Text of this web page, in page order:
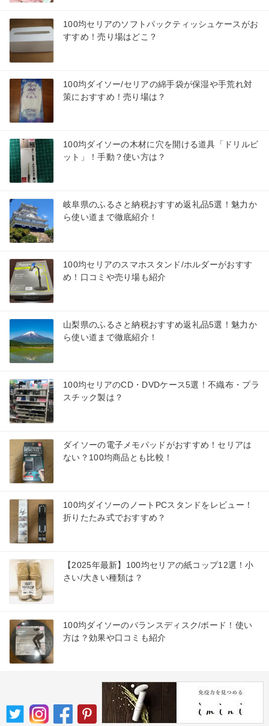
100均セリアのソフトパックティッシュケースがお
すすめ！売り場はどこ？
100均ダイソー/セリアの綿手袋が保湿や手荒れ対
策におすすめ！売り場は？
100均ダイソーの木材に穴を開ける道具「ドリルビ
ット」！手動？使い方は？
岐阜県のふるさと納税おすすめ返礼品5選！魅力か
ら使い道まで徹底紹介！
100均セリアのスマホスタンド/ホルダーがおすす
め！口コミや売り場も紹介
山梨県のふるさと納税おすすめ返礼品5選！魅力か
ら使い道まで徹底紹介！
100均セリアのCD・DVDケース5選！不織布・プラ
スチック製は？
ダイソーの電子メモパッドがおすすめ！セリアは
ない？100均商品とも比較！
100均ダイソーのノートPCスタンドをレビュー！
折りたたみ式でおすすめ？
【2025年最新】100均セリアの紙コップ12選！小
さい/大きい種類は？
100均ダイソーのバランスディスク/ボード！使い
方は？効果や口コミも紹介